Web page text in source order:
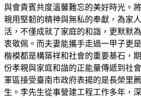
與會貴賓共度溫馨難忘的美好時光。
親用堅韌的精神與無私的奉獻，為家
活，不僅成就了家庭的和諧，更默默
衷敬佩。而夫妻能攜手走過一甲子更
楷模都是構築祥和社會的重要基石，
份孝親與家庭和諧的正能量傳遞到社
軍區接受臺南市政府表揚的是長榮里
生。李先生從事營建工程工作多年，